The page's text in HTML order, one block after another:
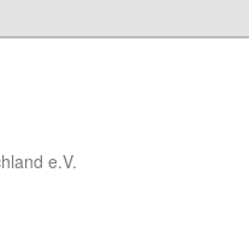
e.V.